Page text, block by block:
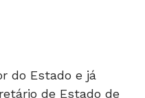
do Estado e já
de Estado de